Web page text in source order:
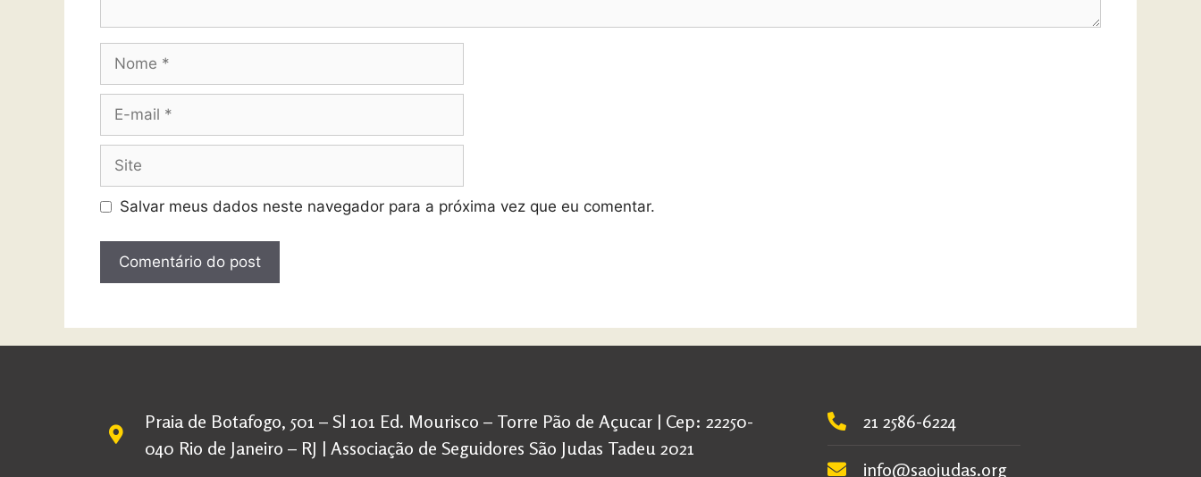
Salvar meus dados neste navegador para a próxima vez que eu comentar.
Praia de Botafogo, 501 – Sl 101 Ed. Mourisco – Torre Pão de Açucar | Cep: 22250-
040 Rio de Janeiro – RJ | Associação de Seguidores São Judas Tadeu 2021
21 2586-6224
info@saojudas.org